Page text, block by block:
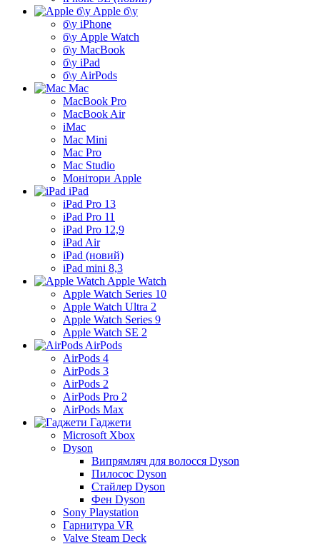
Apple б\у
б\у iPhone
б\у Apple Watch
б\у MacBook
б\у iPad
б\у AirPods
Mac
MacBook Pro
MacBook Air
iMac
Mac Mini
Mac Pro
Mac Studio
Монітори Apple
iPad
iPad Pro 13
iPad Pro 11
iPad Pro 12,9
iPad Air
iPad (новий)
iPad mini 8,3
Apple Watch
Apple Watch Series 10
Apple Watch Ultra 2
Apple Watch Series 9
Apple Watch SE 2
AirPods
AirPods 4
AirPods 3
AirPods 2
AirPods Pro 2
AirPods Max
Гаджети
Microsoft Xbox
Dyson
Випрямляч для волосся Dyson
Пилосос Dyson
Стайлер Dyson
Фен Dyson
Sony Playstation
Гарнитура VR
Valve Steam Deck